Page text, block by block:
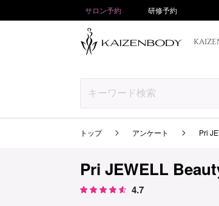
サロン予約 研修予約
トップ アンケート Pri
Pri JEWELL
4.7